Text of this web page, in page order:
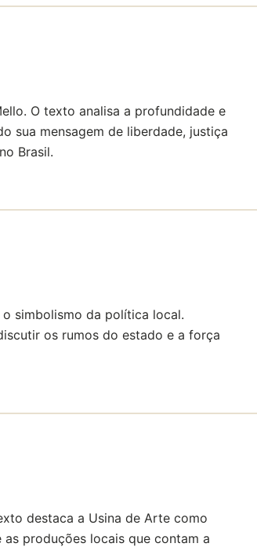
O texto analisa a profundidade e
sua mensagem de liberdade, justiça
Brasil.
simbolismo da política local.
os rumos do estado e a força
destaca a Usina de Arte como
produções locais que contam a